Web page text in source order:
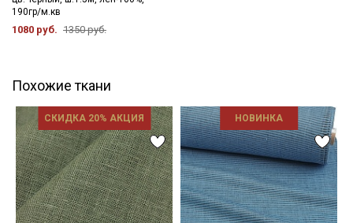
190гр/м.кв
1080 руб. 1350 руб.
Похожие ткани
СКИДКА 20% АКЦИЯ НОВИНКА